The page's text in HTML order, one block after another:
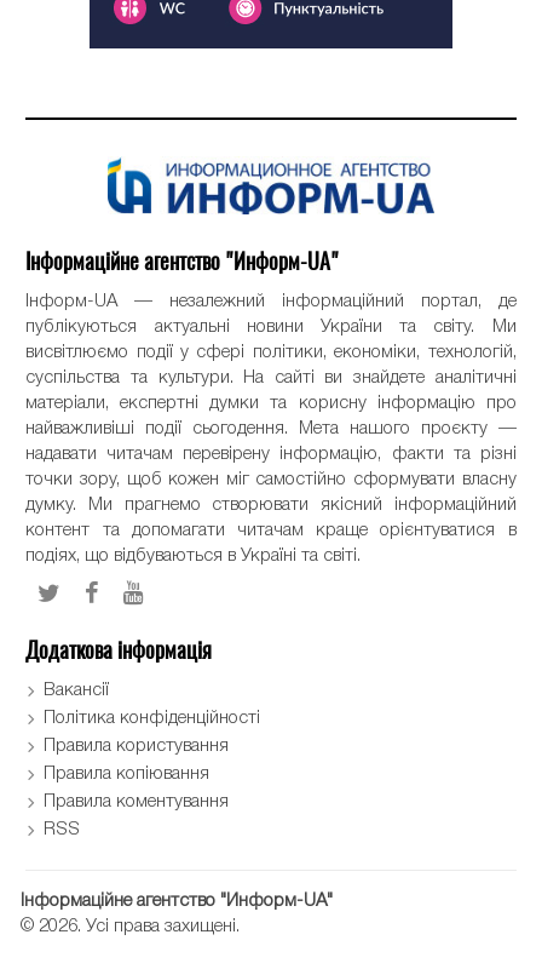
Інформаційне агентство "Информ-UA"
Інформ-UA — незалежний інформаційний портал, де
публікуються актуальні новини України та світу. Ми
висвітлюємо події у сфері політики, економіки, технологій,
суспільства та культури. На сайті ви знайдете аналітичні
матеріали, експертні думки та корисну інформацію про
найважливіші події сьогодення. Мета нашого проєкту —
надавати читачам перевірену інформацію, факти та різні
точки зору, щоб кожен міг самостійно сформувати власну
думку. Ми прагнемо створювати якісний інформаційний
контент та допомагати читачам краще орієнтуватися в
подіях, що відбуваються в Україні та світі.
Додаткова інформація
Вакансії
Політика конфіденційності
Правила користування
Правила копіювання
Правила коментування
RSS
Інформаційне агентство "Информ-UA"
© 2026. Усі права захищені.